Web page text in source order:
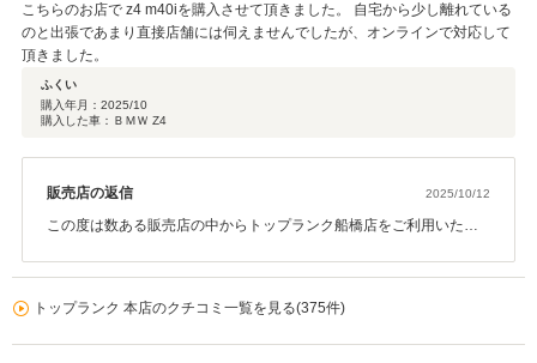
こちらのお店で z4 m40iを購入させて頂きました。 自宅から少し離れている
のと出張であまり直接店舗には伺えませんでしたが、オンラインで対応して
頂きました。
ふくい
購入年月： 2025/10
購入した車：ＢＭＷ Z4
販売店の返信 2025/10/12
この度は数ある販売店の中からトップランク船橋店をご利用いただ
車でしたので、ふくい様にご案内できましたことを大変嬉しく思っ
トップランク 本店のクチコミ一覧を見る(375件)